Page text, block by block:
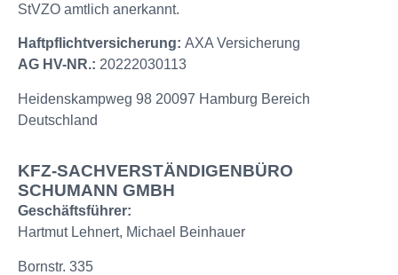
StVZO amtlich anerkannt.
Haftpflichtversicherung: AXA Versicherung
AG HV-NR.: 20222030113
Heidenskampweg 98 20097 Hamburg Bereich
Deutschland
KFZ-SACHVERSTÄNDIGENBÜRO
SCHUMANN GMBH
Geschäftsführer:
Hartmut Lehnert, Michael Beinhauer
Bornstr. 335